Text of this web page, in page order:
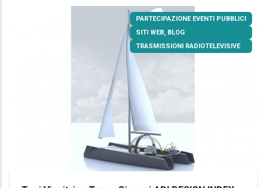
PARTECIPAZIONE EVENTI PUBBLICI
SITI WEB, BLOG
TRASMISSIONI RADIOTELEVISIVE